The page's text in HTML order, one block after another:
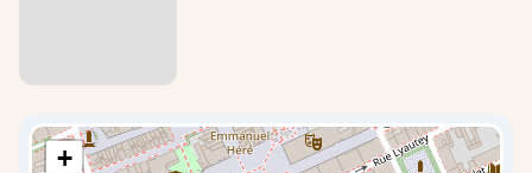
+